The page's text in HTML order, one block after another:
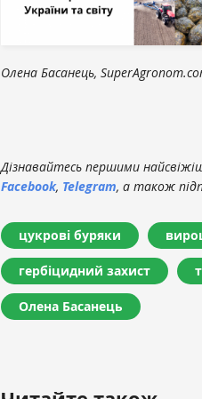
Олена Басанець,
Дізнавайтесь першими
Facebook, Telegram, а також
цукрові буряки
гербіцидний захист
Олена Басанець